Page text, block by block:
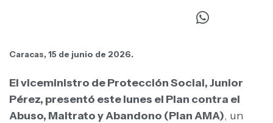
Caracas, 15 de junio de 2026.
El viceministro de Protección Social, Junior
Pérez, presentó este lunes el Plan contra el
Abuso, Maltrato y Abandono (Plan AMA), un